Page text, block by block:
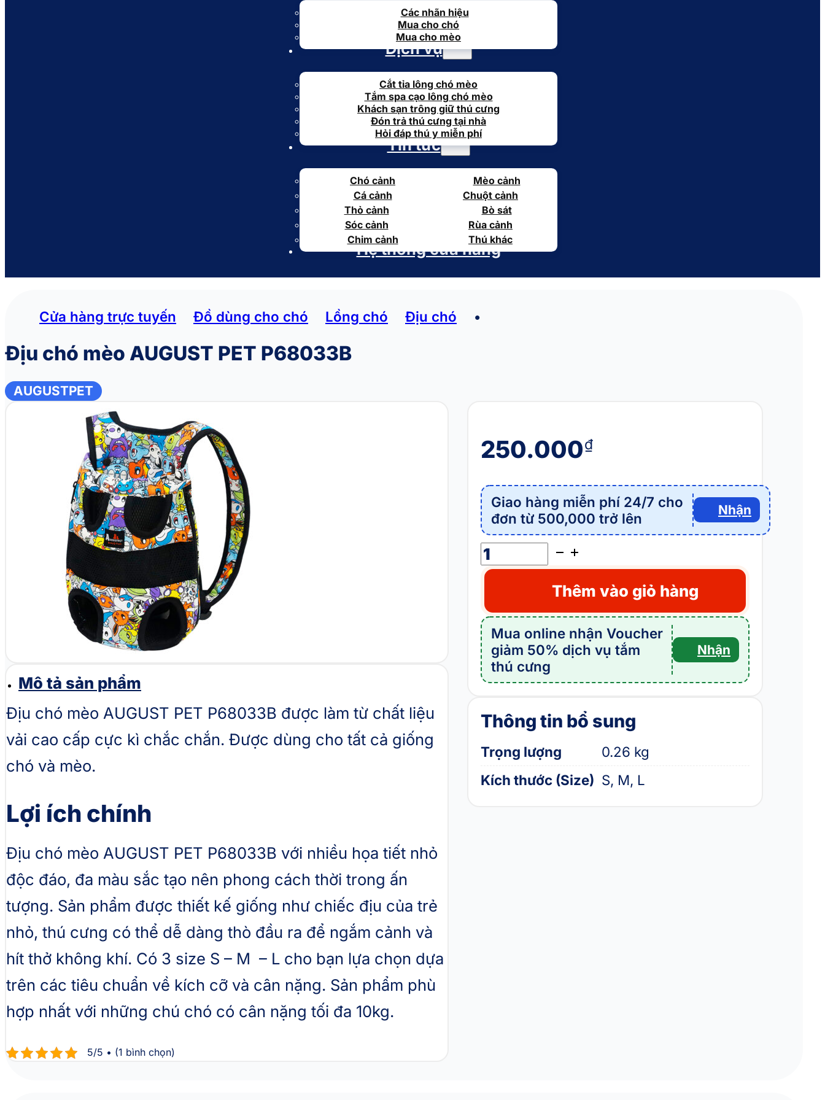
Các nhãn hiệu
Mua cho chó
Mua cho mèo
Dịch vụ
Cắt tỉa lông chó mèo
Tắm spa cạo lông chó mèo
Khách sạn trông giữ thú cưng
Đón trả thú cưng tại nhà
Hỏi đáp thú y miễn phí
Tin tức
Chó cảnh
Mèo cảnh
Cá cảnh
Chuột cảnh
Thỏ cảnh
Bò sát
Sóc cảnh
Rùa cảnh
Chim cảnh
Thú khác
Hệ thống cửa hàng
Cửa hàng trực tuyến Đồ dùng cho chó Lồng chó Địu chó •
Địu chó mèo AUGUST PET P68033B
AUGUSTPET
Mô tả sản phẩm
Địu chó mèo AUGUST PET P68033B được làm từ chất liệu
vải cao cấp cực kì chắc chắn. Được dùng cho tất cả giống
chó và mèo.
Lợi ích chính
Địu chó mèo AUGUST PET P68033B với nhiều họa tiết nhỏ
độc đáo, đa màu sắc tạo nên phong cách thời trong ấn
tượng. Sản phẩm được thiết kế giống như chiếc địu của trẻ
nhỏ, thú cưng có thể dễ dàng thò đầu ra để ngắm cảnh và
hít thở không khí. Có 3 size S – M – L cho bạn lựa chọn dựa
trên các tiêu chuẩn về kích cỡ và cân nặng. Sản phẩm phù
hợp nhất với những chú chó có cân nặng tối đa 10kg.
5/5 • (1 bình chọn)
250.000₫
Giao hàng miễn phí 24/7 cho
đơn từ 500,000 trở lên
Nhận
Địu
chó
AUGUST
PET
P68033B
số
lượng
Thêm vào giỏ hàng
Mua online nhận Voucher
giảm 50% dịch vụ tắm
thú cưng
Nhận
Thông tin bổ sung
Trọng lượng
0.26 kg
Kích thước (Size) S, M, L